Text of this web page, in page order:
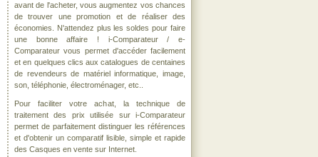
avant de l'acheter, vous augmentez vos chances
de trouver une promotion et de réaliser des
économies. N'attendez plus les soldes pour faire
une bonne affaire ! i-Comparateur / e-
Comparateur vous permet d'accéder facilement
et en quelques clics aux catalogues de centaines
de revendeurs de matériel informatique, image,
son, téléphonie, électroménager, etc..
Pour faciliter votre achat, la technique de
traitement des prix utilisée sur i-Comparateur
permet de parfaitement distinguer les références
et d'obtenir un comparatif lisible, simple et rapide
des Casques en vente sur Internet.